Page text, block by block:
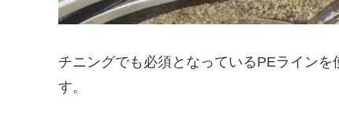
チニングでも必須となっているPEライン
す。